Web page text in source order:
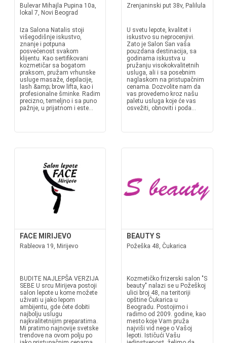
Bulevar Mihajla Pupina 10а,
lokal 7, Novi Beograd
Iza Salona Natalis stoji
višegodišnje iskustvo,
znanje i potpuna
posvećenost svakom
klijentu. Kao sertifikovani
kozmetičar sa bogatom
praksom, pružam vrhunske
usluge masaže, depilacije,
lash &amp; brow lifta, kao i
profesionalne šminke. Radim
precizno, temeljno i sa puno
pažnje, u prijatnom i este...
Zrenjaninski put 38v, Palilula
U svetu lepote, kvalitet i
iskustvo su neprocenjivi.
Zato je Salon San vaša
pouzdana destinacija, sa
godinama iskustva u
pružanju visokokvalitetnih
usluga, ali i sa posebnim
naglaskom na pristupačnim
cenama. Dozvolite nam da
vas provedemo kroz našu
paletu usluga koje će vas
osvežiti, obnoviti i poda...
FACE MIRIJEVO
Rableova 19, Mirijevo
BUDITE NAJLEPŠA VERZIJA
SEBE U srcu Mirijeva postoji
salon lepote u kome možete
uživati u jako lepom
ambijentu, gde ćete dobiti
najbolju uslugu
najkvalitetnijim preparatima.
Mi pratimo najnovije svetske
trendove na ovom polju po
BEAUTY S
Požeška 48, Čukarica
Kozmetičko frizerski salon "S
beauty" nalazi se u Požeškoj
ulici broj 48, na teritoriji
opštine Čukarica u
Beogradu. Postojimo i
radimo od 2009. godine, kao
mesto koje Vam pruža
najviši vid nege o Vašoj
lepoti. Ističući Vašu